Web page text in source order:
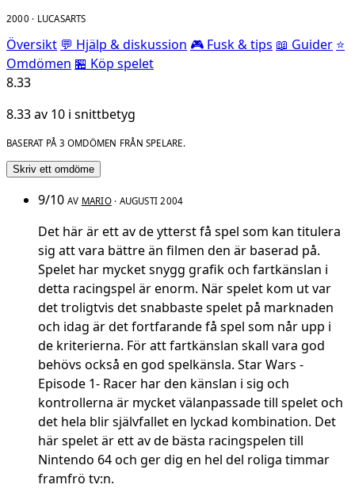
2000 · LUCASARTS
Översikt 💬 Hjälp & diskussion 🎮 Fusk & tips 📖 Guider ⭐
Omdömen 🏪 Köp spelet
8.33
8.33 av 10 i snittbetyg
BASERAT PÅ 3 OMDÖMEN FRÅN SPELARE.
Skriv ett omdöme
9/10 AV MARIO· AUGUSTI 2004
Det här är ett av de ytterst få spel som kan titulera
sig att vara bättre än filmen den är baserad på.
Spelet har mycket snygg grafik och fartkänslan i
detta racingspel är enorm. När spelet kom ut var
det troligtvis det snabbaste spelet på marknaden
och idag är det fortfarande få spel som når upp i
de kriterierna. För att fartkänslan skall vara god
behövs också en god spelkänsla. Star Wars -
Episode 1- Racer har den känslan i sig och
kontrollerna är mycket välanpassade till spelet och
det hela blir självfallet en lyckad kombination. Det
här spelet är ett av de bästa racingspelen till
Nintendo 64 och ger dig en hel del roliga timmar
framfrö tv:n.